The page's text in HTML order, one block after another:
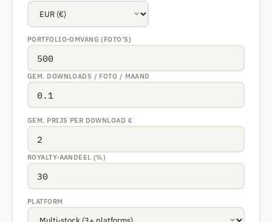
PORTFOLIO-OMVANG (FOTO’S)
GEM. DOWNLOADS / FOTO / MAAND
GEM. PRIJS PER DOWNLOAD €
ROYALTY-AANDEEL (%)
PLATFORM